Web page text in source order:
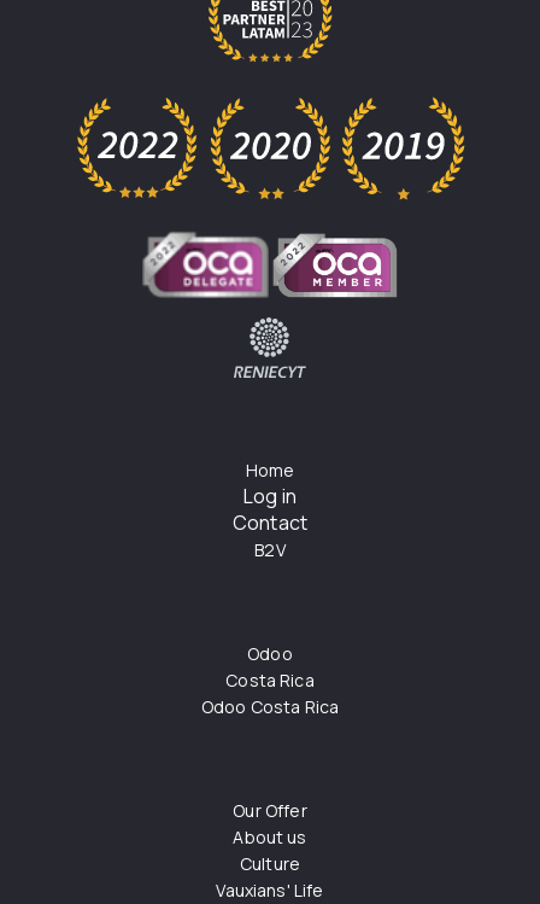
Home
Log in
Contact
B2V
Odoo
Costa Rica
Odoo Costa Rica
Our Offer
About us
Culture
Vauxians' Life